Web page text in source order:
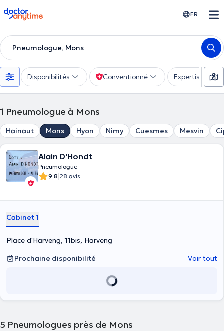
doctoranytime FR
Pneumologue, Mons
Disponibilités Conventionné Expertise
1 Pneumologue à Mons
Hainaut Mons Hyon Nimy Cuesmes Mesvin
Alain D'Hondt
Pneumologue
9.8|28 avis
Cabinet 1
Place d'Harveng, 11bis, Harveng
Prochaine disponibilité
Voir tout
5 Pneumologues près de Mons